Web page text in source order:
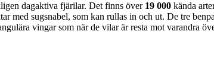
dagaktiva fjärilar. Det finns över 19 000 kända
med sugsnabel, som kan rullas in och ut. De tre
vingar som när de vilar är resta mot varandra